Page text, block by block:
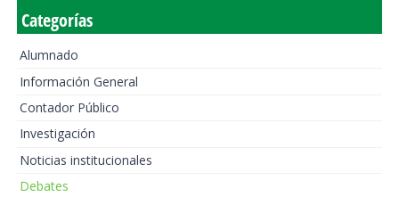
Categorías
Alumnado
Información General
Contador Público
Investigación
Noticias institucionales
Debates